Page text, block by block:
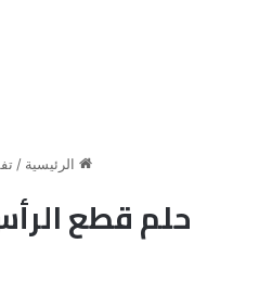
الرئيسية /
حلم قطع